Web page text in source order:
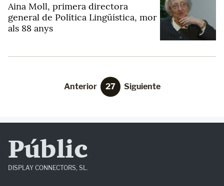
Aina Moll, primera directora
general de Política Lingüística, mor
als 88 anys
Anterior 27 Siguiente
Públic
DISPLAY CONNECTORS, SL.